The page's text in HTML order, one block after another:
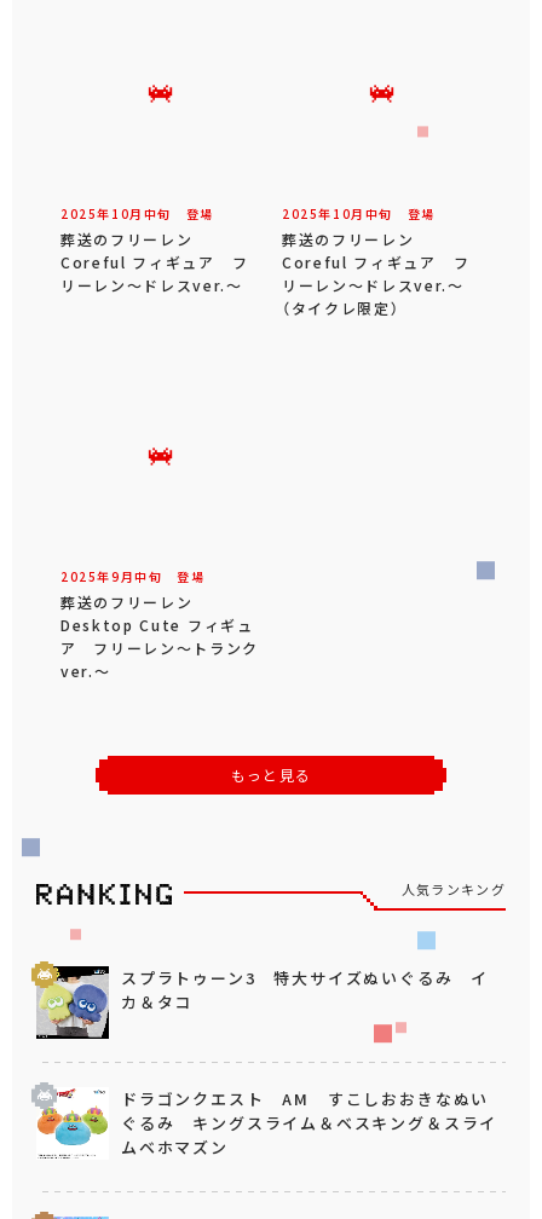
2025年 10月 中旬 登場
葬送のフリーレン
Coreful フィギュア フ
リーレン～ドレスver.～
2025年 10月 中旬 登場
葬送のフリーレン
Coreful フィギュア フ
リーレン～ドレスver.～
（タイクレ限定）
2025年9 月中旬 登場
葬送のフリーレン
Desktop Cute フィギュ
ア フリーレン～トランク
ver.～
もっと見る
人気ランキング
スプラトゥーン3 特大サイズぬいぐるみ イ
カ＆タコ
ドラゴンクエスト AM すこしおおきなぬい
ぐるみ キングスライム＆ベスキング＆スライ
ムベホマズン